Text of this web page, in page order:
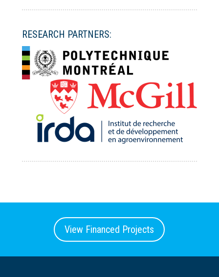
RESEARCH PARTNERS:
View Financed Projects